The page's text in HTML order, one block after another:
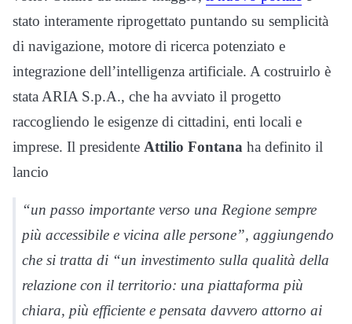
stato interamente riprogettato puntando su semplicità
di navigazione, motore di ricerca potenziato e
integrazione dell’intelligenza artificiale. A costruirlo è
stata ARIA S.p.A., che ha avviato il progetto
raccogliendo le esigenze di cittadini, enti locali e
imprese. Il presidente Attilio Fontana ha definito il
lancio
“un passo importante verso una Regione sempre
più accessibile e vicina alle persone”, aggiungendo
che si tratta di “un investimento sulla qualità della
relazione con il territorio: una piattaforma più
chiara, più efficiente e pensata davvero attorno ai